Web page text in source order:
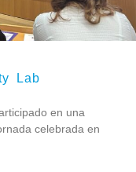
Lab
en una
celebrada en